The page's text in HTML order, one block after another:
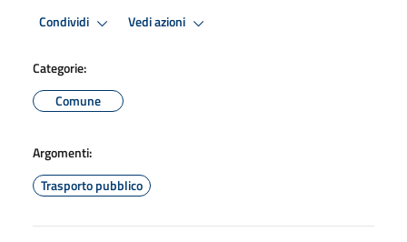
Condividi Vedi azioni
Categorie:
Comune
Argomenti:
Trasporto pubblico